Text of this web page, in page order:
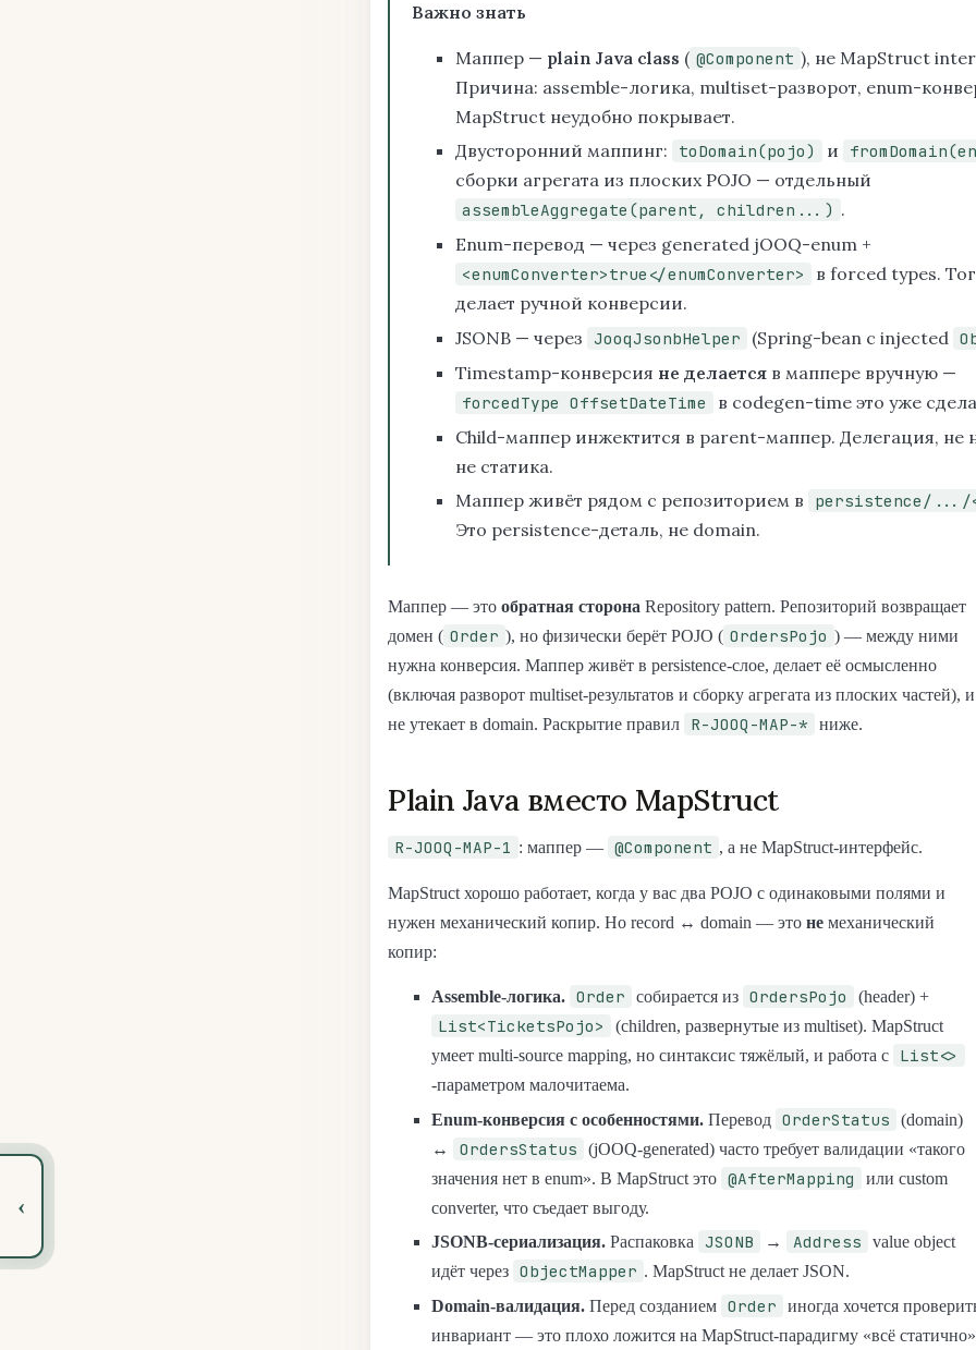
‹
Важно знать
Маппер — plain Java class ( @Component ), не MapStruct
Причина: assemble-логика, multiset-разворот, enum-
MapStruct неудобно покрывает.
Двусторонний маппинг:
toDomain(pojo) и
сборки агрегата из плоских POJO — отдельный
assembleAggregate(parent, children...) .
Enum-перевод — через generated jOOQ-enum +
<enumConverter>true</enumConverter>
в forced types.
делает ручной конверсии.
JSONB — через JooqJsonbHelper (Spring-bean с injected
Timestamp-конверсия не делается в маппере вручную —
forcedType OffsetDateTime
в codegen-time это уже
Child-маппер инжектится в parent-маппер. Делегация, не
не статика.
Маппер живёт рядом с репозиторием в
persistence/.../
Это persistence-деталь, не domain.
Маппер — это обратная сторона Repository pattern. Репозиторий возвращает
домен ( Order ), но физически берёт POJO ( OrdersPojo ) — между ними
нужна конверсия. Маппер живёт в persistence-слое, делает её осмысленно
(включая разворот multiset-результатов и сборку агрегата из плоских частей), и
не утекает в domain. Раскрытие правил
R-JOOQ-MAP-* ниже.
Plain Java вместо MapStruct
R-JOOQ-MAP-1 : маппер — @Component , а не MapStruct-интерфейс.
MapStruct хорошо работает, когда у вас два POJO с одинаковыми полями и
нужен механический копир. Но record ↔ domain — это не механический
копир:
Assemble-логика. Order собирается из OrdersPojo (header) +
List<TicketsPojo>
(children, развернутые из multiset). MapStruct
умеет multi-source mapping, но синтаксис тяжёлый, и работа с
List<>
-параметром малочитаема.
Enum-конверсия с особенностями. Перевод OrderStatus
(domain)
↔
OrdersStatus
(jOOQ-generated) часто требует валидации «такого
значения нет в enum». В MapStruct это @AfterMapping
или custom
converter, что съедает выгоду.
JSONB-сериализация. Распаковка JSONB → Address
value object
идёт через ObjectMapper . MapStruct не делает JSON.
Domain-валидация. Перед созданием Order
иногда хочется
инвариант — это плохо ложится на MapStruct-парадигму «всё